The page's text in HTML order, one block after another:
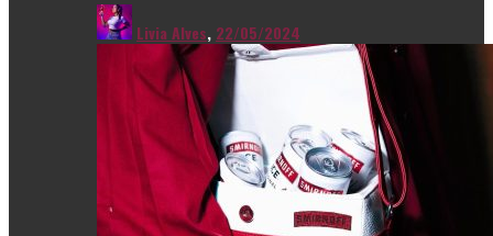
Livia Alves, 22/05/2024